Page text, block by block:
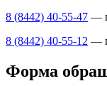
8 (8442) 40-55-47 —
8 (8442) 40-55-12 —
Форма